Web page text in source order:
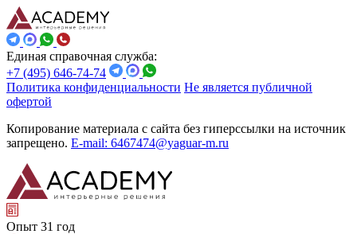
Единая справочная служба:
+7 (495) 646-74-74
Политика конфиденциальности Не является публичной
офертой
Копирование материала с сайта без гиперссылки на источник
запрещено. E-mail: 6467474@yaguar-m.ru
Опыт 31 год